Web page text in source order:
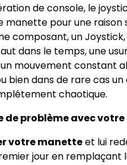
de console, le
manette pour une raison
composant, un
dans le temps, une
mouvement constant
bien dans de rare cas
chaotique.
de problème avec
votre manetteet lui
jour en remplaçant